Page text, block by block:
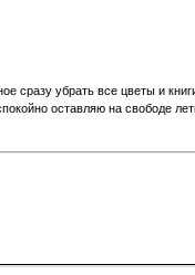
сразу убрать все цветы и
оставляю на свободе